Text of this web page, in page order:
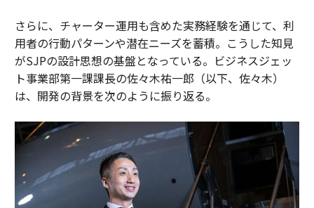
さらに、チャーター運用も含めた実務経験を通じて、利
用者の行動パターンや潜在ニーズを蓄積。こうした知見
がSJPの設計思想の基盤となっている。ビジネスジェッ
ト事業部第一課課長の佐々木祐一郎（以下、佐々木）
は、開発の背景を次のように振り返る。